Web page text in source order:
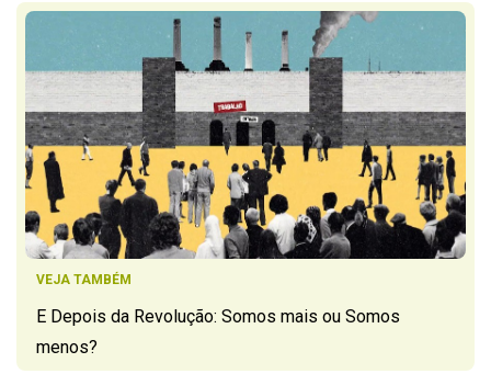
VEJA TAMBÉM
E Depois da Revolução: Somos mais ou Somos
menos?